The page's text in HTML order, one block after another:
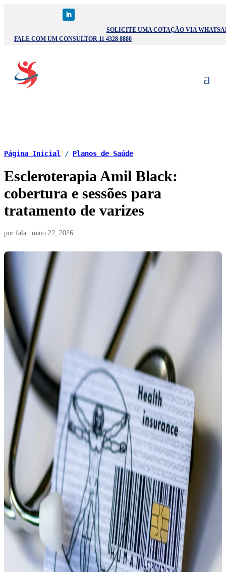
SOLICITE UMA COTAÇÃO VIA
FALE COM UM CONSULTOR 11 4328 8880
Página Inicial / Planos de Saúde
Escleroterapia Amil Black:
cobertura e sessões para
tratamento de varizes
por fala maio 22, 2026